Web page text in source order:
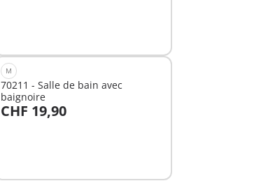
M
70211 - Salle de bain avec
baignoire
CHF 19,90
Au panier